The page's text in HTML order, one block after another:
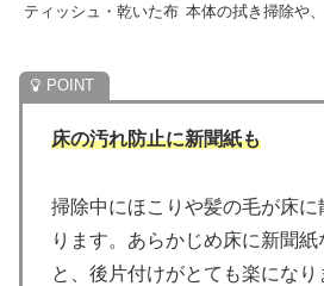
ティッシュ・乾いた布 本体の拭き掃除や
床の汚れ防止に新聞紙も
掃除中にほこりや髪の毛が床に
ります。あらかじめ床に新聞紙
と、後片付けがとても楽になり